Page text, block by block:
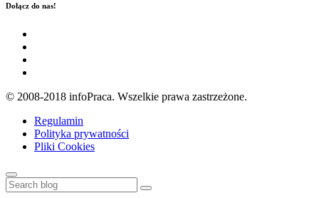
Dołącz do nas!
© 2008-2018 infoPraca. Wszelkie prawa zastrzeżone.
Regulamin
Polityka prywatności
Pliki Cookies